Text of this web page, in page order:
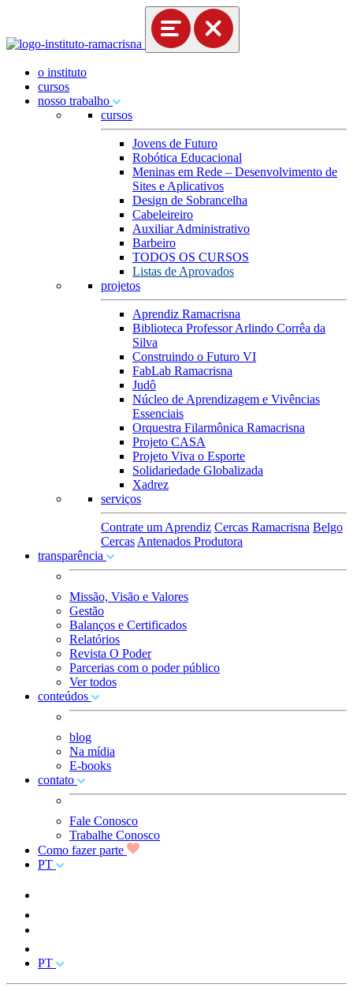
o instituto
cursos
nosso trabalho
cursos
Jovens de Futuro
Robótica Educacional
Meninas em Rede – Desenvolvimento de
Sites e Aplicativos
Design de Sobrancelha
Cabeleireiro
Auxiliar Administrativo
Barbeiro
TODOS OS CURSOS
Listas de Aprovados
projetos
Aprendiz Ramacrisna
Biblioteca Professor Arlindo Corrêa da
Silva
Construindo o Futuro VI
FabLab Ramacrisna
Judô
Núcleo de Aprendizagem e Vivências
Essenciais
Orquestra Filarmônica Ramacrisna
Projeto CASA
Projeto Viva o Esporte
Solidariedade Globalizada
Xadrez
serviços
Contrate um Aprendiz Cercas Ramacrisna Belgo
Cercas Antenados Produtora
transparência
Missão, Visão e Valores
Gestão
Balanços e Certificados
Relatórios
Revista O Poder
Parcerias com o poder público
Ver todos
conteúdos
blog
Na mídia
E-books
contato
Fale Conosco
Trabalhe Conosco
Como fazer parte
PT
PT